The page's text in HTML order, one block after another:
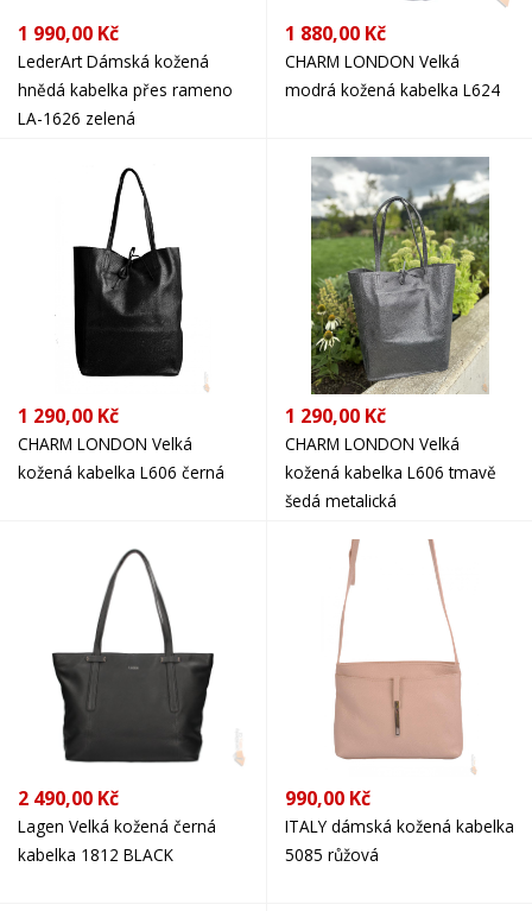
1 990,00 Kč
LederArt Dámská kožená
hnědá kabelka přes rameno
LA-1626 zelená
1 880,00 Kč
CHARM LONDON Velká
modrá kožená kabelka L624
1 290,00 Kč
CHARM LONDON Velká
kožená kabelka L606 černá
1 290,00 Kč
CHARM LONDON Velká
kožená kabelka L606 tmavě
šedá metalická
2 490,00 Kč
Lagen Velká kožená černá
kabelka 1812 BLACK
990,00 Kč
ITALY dámská kožená kabelka
5085 růžová